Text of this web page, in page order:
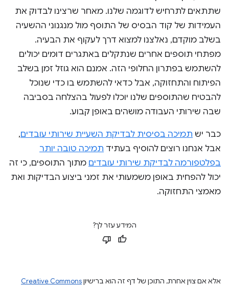
שתתאים לתרחיש לדוגמה שלנו. מאחר שרצינו לבדוק את
העמידות של קוד הבסיס של התוסף מול מנגנוני ההשעיה
בשלב מוקדם, נאלצנו למצוא דרך לעקוף את הבעיה.
מפתחי תוספים אחרים שנתקלים באתגרים דומים יכולים
להשתמש בפתרון החלופי הזה. אמנם הוא גוזל זמן בשלב
הפיתוח והתחזוקה, אבל כדאי להשתמש בו כדי שנוכל
להבטיח שהתוספים שלנו יוכלו לפעול בהצלחה בסביבה
שבה שירותי העבודה מושהים באופן קבוע.
כבר יש תמיכה בסיסית לבדיקת השעיית שירותי עובדים,
אבל אנחנו רוצים להוסיף בעתיד תמיכה טובה יותר
בפלטפורמה לבדיקת שירותי עובדים מתוך התוספים, כי זה
יכול להפחית באופן משמעותי את זמני ביצוע הבדיקות ואת
מאמצי התחזוקה.
המידע עזר לך?
אלא אם צוין אחרת, התוכן של דף זה הוא ברישיוןCreative Commons